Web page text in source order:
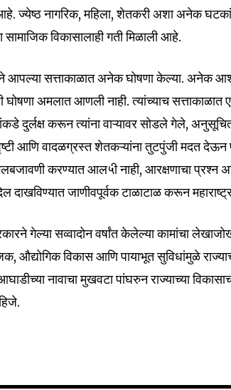
ज्येष्ठ नागरिक, महिला, शेतकरी अशा अनेक
सामाजिक विकासालाही गती मिळाली आहे.
आपल्या सत्ताकाळात अनेक घोषणा केल्या. अनेक
घोषणा अमलात आणली नाही. त्यांच्याच सत्ताकाळात
दुर्लक्ष करून त्यांना वाऱ्यावर सोडले गेले,
आणि वादळग्रस्त शेतकऱ्यांना तुटपुंजी मदत देऊन
करण्यात आल५ी नाही, आरक्षणाचा
दाखविण्यात जाणीवपूर्वक टाळाटाळ करून
गेल्या सव्वादोन वर्षांत केलेल्या कामांचा
औद्योगिक विकास आणि पायाभूत सुविधांमुळे
नावाचा मुखवटा पांघरुन राज्याच्या